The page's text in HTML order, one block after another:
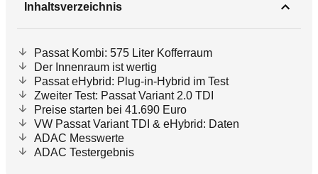
Inhaltsverzeichnis
Passat Kombi: 575 Liter Kofferraum
Der Innenraum ist wertig
Passat eHybrid: Plug-in-Hybrid im Test
Zweiter Test: Passat Variant 2.0 TDI
Preise starten bei 41.690 Euro
VW Passat Variant TDI & eHybrid: Daten
ADAC Messwerte
ADAC Testergebnis